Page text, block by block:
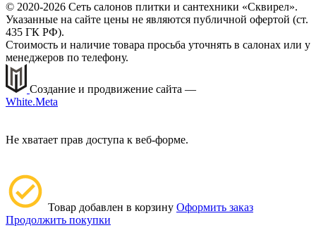
© 2020-2026 Сеть салонов плитки и сантехники «Сквирел».
Указанные на сайте цены не являются публичной офертой (ст.
435 ГК РФ).
Стоимость и наличие товара просьба уточнять в салонах или у
менеджеров по телефону.
Создание и продвижение сайта —
White.Meta
Не хватает прав доступа к веб-форме.
Товар добавлен в корзину Оформить заказ
Продолжить покупки